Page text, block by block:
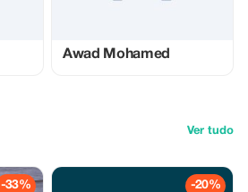
Awad Mohamed
Ver tudo
-33% -20%